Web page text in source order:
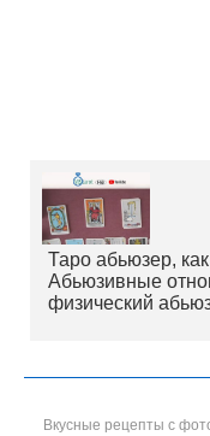
Таро абьюзер,
Абьюзивные
физический
Вкусные рецепты с